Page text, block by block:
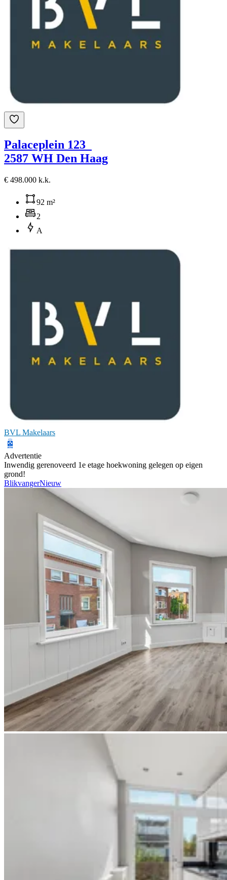
Palaceplein 123
2587 WH Den Haag
€ 498.000 k.k.
92 m²
2
A
BVL Makelaars
Advertentie
Inwendig gerenoveerd 1e etage hoekwoning gelegen op eigen
grond!
BlikvangerNieuw